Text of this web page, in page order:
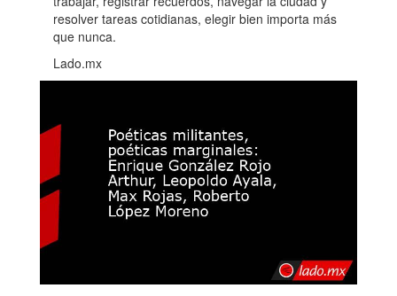
resolver tareas cotidianas, elegir bien importa más
que nunca.
Lado.mx